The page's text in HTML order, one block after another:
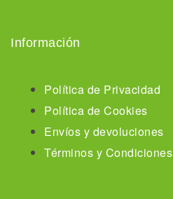
Información
Política de Privacidad
Política de Cookies
Envíos y devoluciones
Términos y Condiciones